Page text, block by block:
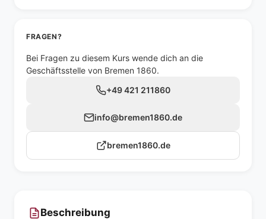
Beschreibung
FRAGEN?
Bei Fragen zu diesem Kurs wende dich an die
Geschäftsstelle von Bremen 1860.
+49 421 211860
info@bremen1860.de
bremen1860.de